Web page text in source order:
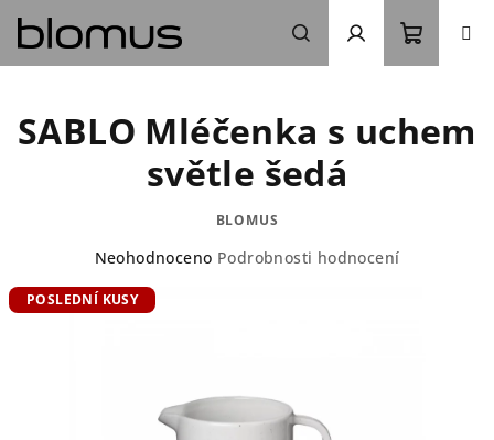
obsah
Hledat Přihlášení
košík
SABLO Mléčenka s uchem
světle šedá
BLOMUS
Průměrné
produktu
hvězdiček.
Neohodnoceno Podrobnosti hodnocení
POSLEDNÍ KUSY